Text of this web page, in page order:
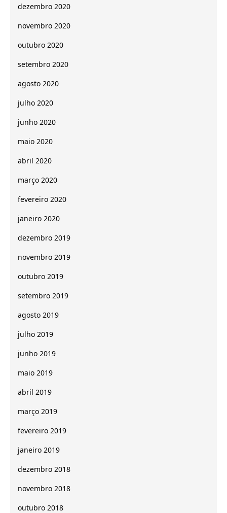
dezembro 2020
novembro 2020
outubro 2020
setembro 2020
agosto 2020
julho 2020
junho 2020
maio 2020
abril 2020
março 2020
fevereiro 2020
janeiro 2020
dezembro 2019
novembro 2019
outubro 2019
setembro 2019
agosto 2019
julho 2019
junho 2019
maio 2019
abril 2019
março 2019
fevereiro 2019
janeiro 2019
dezembro 2018
novembro 2018
outubro 2018